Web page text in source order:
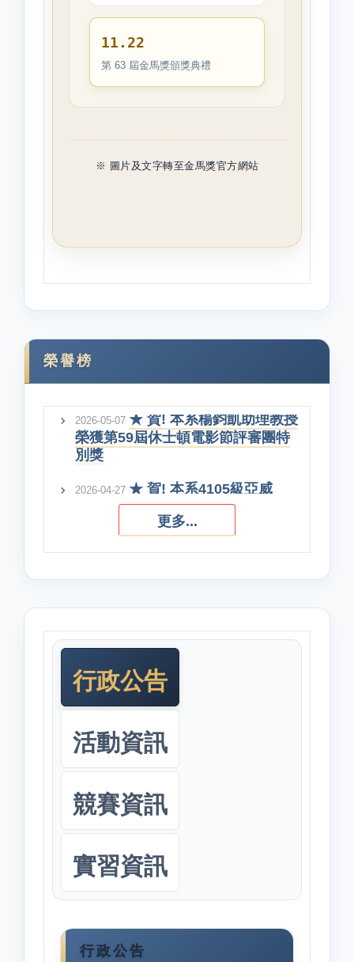
11.22
第 63 屆金馬獎頒獎典禮
※ 圖片及文字轉至金馬獎官方網站
榮譽榜
財團法人原住民族語言研究發展基
2026-05-21★ 賀! 本系傑出校友簡志霖
Vava Isingkaunan考取國立臺灣大
★ 賀! 本系楊鈞凱助理教授
榮獲第59屆休士頓電影節評審團特
別獎
★ 賀! 本系4105級亞威
依．哈勇同學考取國立臺灣師範大
學體育與運動科學系碩士班
更多...
行政公告
活動資訊
競賽資訊
實習資訊
行政公告